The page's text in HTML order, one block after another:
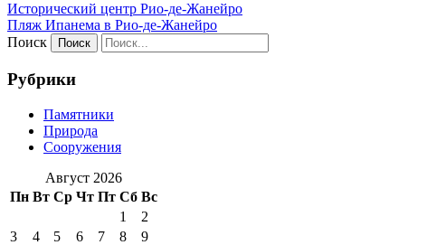
Исторический центр Рио-де-Жанейро
Пляж Ипанема в Рио-де-Жанейро
Поиск
Рубрики
Памятники
Природа
Сооружения
Август 2026
Пн Вт Ср Чт Пт Сб Вс
1
2
3
4 5 6 7 8
9